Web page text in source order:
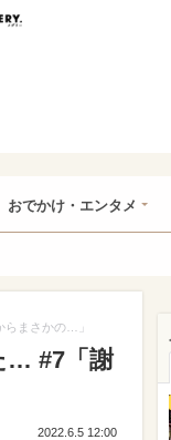
おでかけ・エンタメ
らまさかの…」
… #7「謝
2022.6.5 12:00